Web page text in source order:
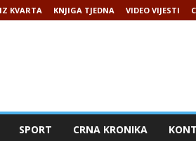
KVARTA KNJIGA TJEDNA VIDEO VIJESTI
SPORT CRNA KRONIKA